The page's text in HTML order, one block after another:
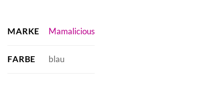
MARKE Mamalicious
FARBE blau